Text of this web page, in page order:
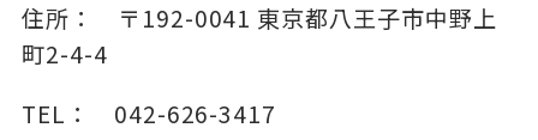
住所： 〒192-0041 東京都八王子市中野上
町2-4-4
TEL：
042-626-3417